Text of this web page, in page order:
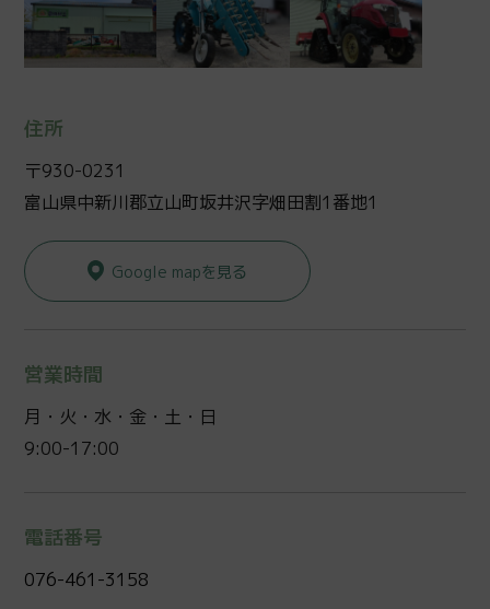
住所
〒930-0231
富山県中新川郡立山町坂井沢字畑田割1番地1
Google mapを見る
営業時間
月・火・水・金・土・日
9:00-17:00
電話番号
076-461-3158